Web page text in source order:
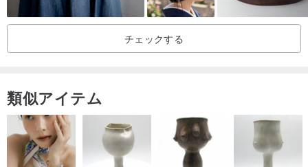
チェックする
類似アイテム